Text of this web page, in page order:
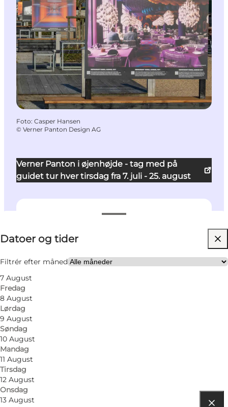
Verner Panton i øjenhøjde - tag med på
guidet tur hver tirsdag fra 7. juli - 25. august
Datoer og tider
Filtrér efter måned
7 August
Fredag
8 August
Lørdag
9 August
Søndag
10 August
Mandag
11 August
Tirsdag
12 August
Onsdag
13 August
Gratis
Besøg hjemmeside
Foto: Casper Hansen
© Verner Panton Design AG